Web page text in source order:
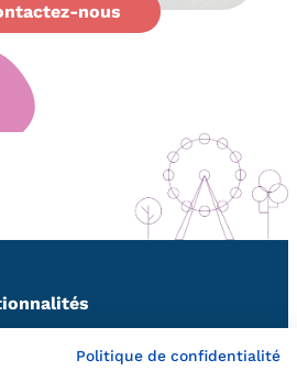
nous
Politique de confidentialité